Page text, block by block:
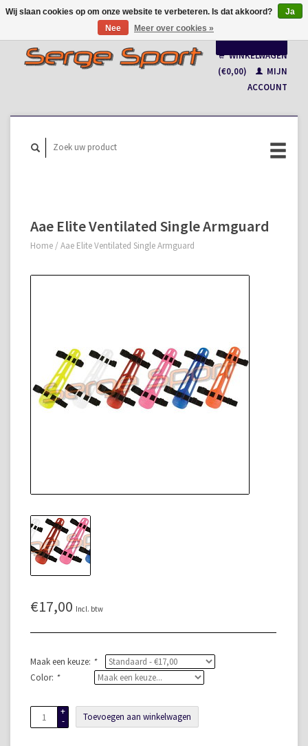
Français
WINKELWAGEN
(€0,00)
MIJN
ACCOUNT
Aae Elite Ventilated Single Armguard
Home / Aae Elite Ventilated Single Armguard
€17,00 Incl. btw
Maak een keuze: *
Color: *
+
-
Toevoegen aan winkelwagen
Wij slaan cookies op om onze website te verbeteren. Is dat akkoord?
Ja
Nee
Meer over cookies »